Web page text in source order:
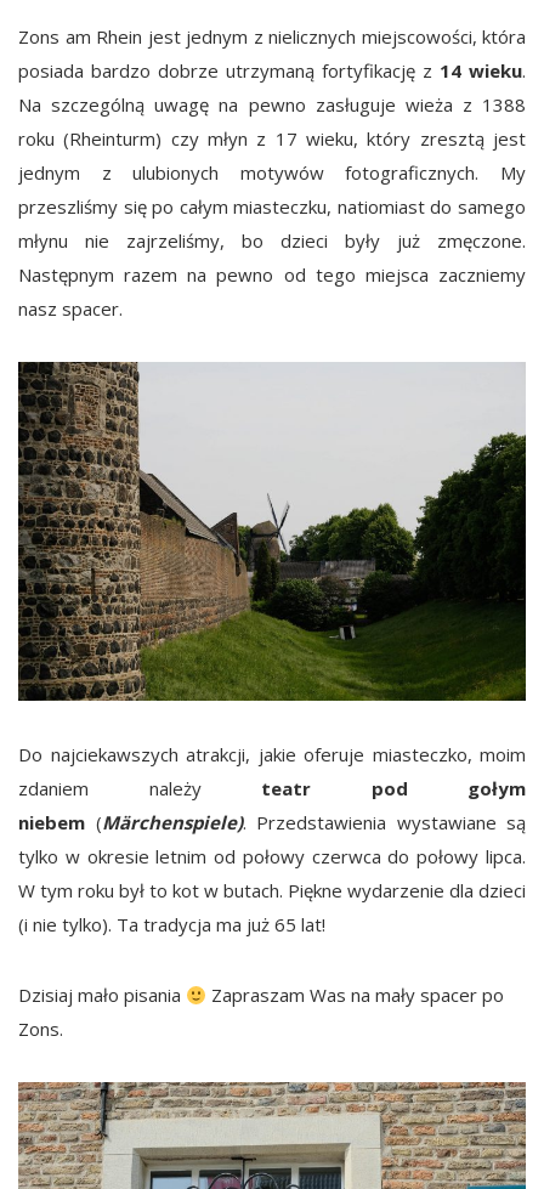
Zons am Rhein jest jednym z nielicznych miejscowości, która
posiada bardzo dobrze utrzymaną fortyfikację z 14 wieku.
Na szczególną uwagę na pewno zasługuje wieża z 1388
roku (Rheinturm) czy młyn z 17 wieku, który zresztą jest
jednym z ulubionych motywów fotograficznych. My
przeszliśmy się po całym miasteczku, natiomiast do samego
młynu nie zajrzeliśmy, bo dzieci były już zmęczone.
Następnym razem na pewno od tego miejsca zaczniemy
nasz spacer.
Do najciekawszych atrakcji, jakie oferuje miasteczko, moim
zdaniem należy teatr pod gołym
niebem (Märchenspiele). Przedstawienia wystawiane są
tylko w okresie letnim od połowy czerwca do połowy lipca.
W tym roku był to kot w butach. Piękne wydarzenie dla dzieci
(i nie tylko). Ta tradycja ma już 65 lat!
Dzisiaj mało pisania
Zapraszam Was na mały spacer po
Zons.